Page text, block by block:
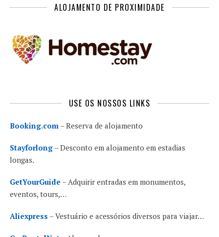
ALOJAMENTO DE PROXIMIDADE
USE OS NOSSOS LINKS
Booking.com – Reserva de alojamento
Stayforlong – Desconto em alojamento em estadias
longas.
GetYourGuide – Adquirir entradas em monumentos,
eventos, tours,…
Aliexpress – Vestuário e acessórios diversos para viajar…